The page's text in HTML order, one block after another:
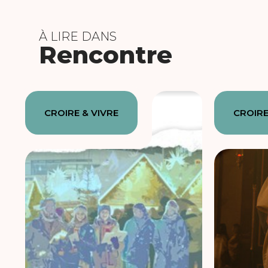
À LIRE DANS
Rencontre
CROIRE & VIVRE